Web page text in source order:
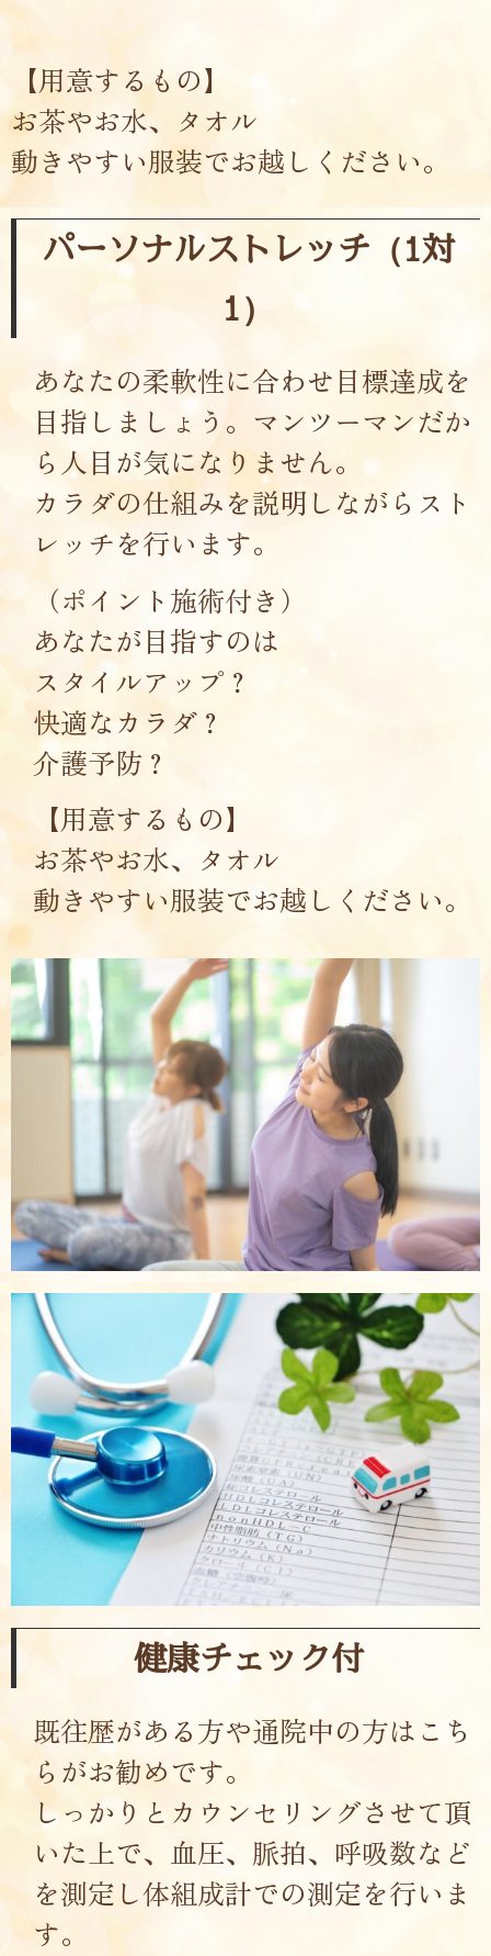
【用意するもの】
お茶やお水、タオル
動きやすい服装でお越しください。
パーソナルストレッチ（1対
1）
あなたの柔軟性に合わせ目標達成を
目指しましょう。マンツーマンだか
ら人目が気になりません。
カラダの仕組みを説明しながらスト
レッチを行います。
（ポイント施術付き）
あなたが目指すのは
スタイルアップ？
快適なカラダ？
介護予防？
【用意するもの】
お茶やお水、タオル
動きやすい服装でお越しください。
健康チェック付
既往歴がある方や通院中の方はこち
らがお勧めです。
しっかりとカウンセリングさせて頂
いた上で、血圧、脈拍、呼吸数など
を測定し体組成計での測定を行いま
す。